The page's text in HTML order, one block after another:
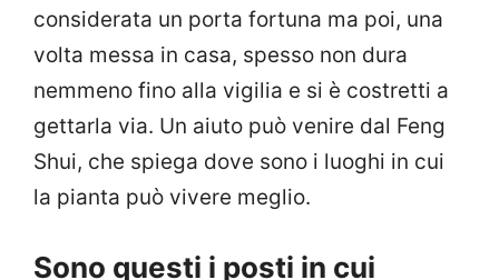
considerata un porta fortuna ma poi, una
volta messa in casa, spesso non dura
nemmeno fino alla vigilia e si è costretti a
gettarla via. Un aiuto può venire dal Feng
Shui, che spiega dove sono i luoghi in cui
la pianta può vivere meglio.
Sono questi i posti in cui